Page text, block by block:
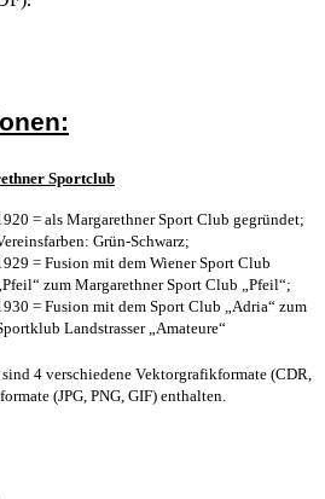
Sportclub
= als Margarethner Sport Club gegründet;
Grün-Schwarz;
= Fusion mit dem Wiener Sport Club
„Pfeil“ zum Margarethner Sport Club „Pfeil“;
= Fusion mit dem Sport Club „Adria“ zum
Landstrasser „Amateure“
4 verschiedene Vektorgrafikformate (CDR,
(JPG, PNG, GIF) enthalten.